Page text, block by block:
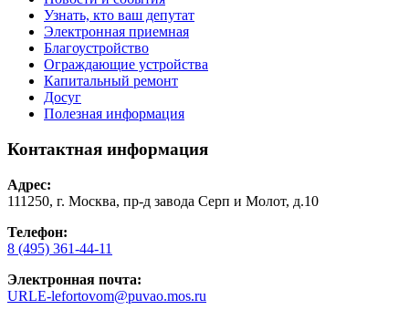
Узнать, кто ваш депутат
Электронная приемная
Благоустройство
Ограждающие устройства
Капитальный ремонт
Досуг
Полезная информация
Контактная информация
Адрес:
111250, г. Москва, пр-д завода Серп и Молот, д.10
Телефон:
8 (495) 361-44-11
Электронная почта:
URLE-lefortovom@puvao.mos.ru